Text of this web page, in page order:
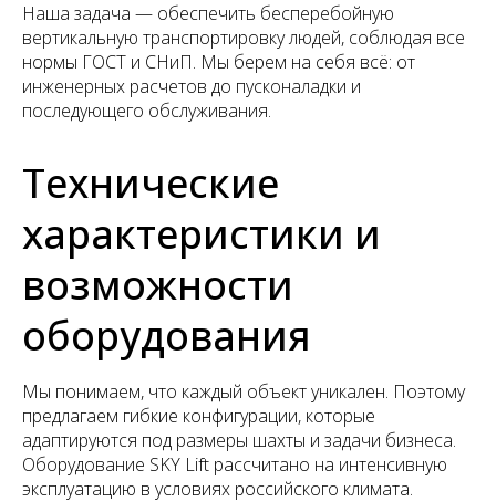
Наша задача — обеспечить бесперебойную
вертикальную транспортировку людей, соблюдая все
нормы ГОСТ и СНиП. Мы берем на себя всё: от
инженерных расчетов до пусконаладки и
последующего обслуживания.
Технические
характеристики и
возможности
оборудования
Мы понимаем, что каждый объект уникален. Поэтому
предлагаем гибкие конфигурации, которые
адаптируются под размеры шахты и задачи бизнеса.
Оборудование SKY Lift рассчитано на интенсивную
эксплуатацию в условиях российского климата.